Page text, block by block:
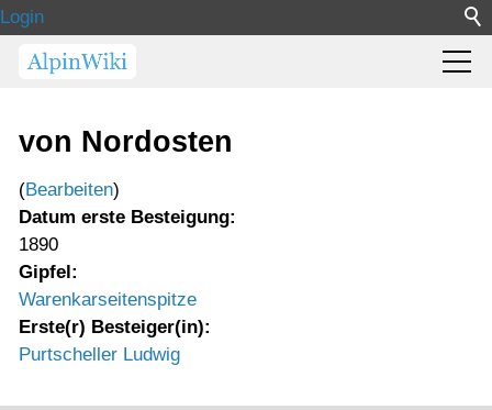
Login
von Nordosten
(Bearbeiten)
Datum erste Besteigung:
1890
Gipfel:
Warenkarseitenspitze
Erste(r) Besteiger(in):
Purtscheller Ludwig